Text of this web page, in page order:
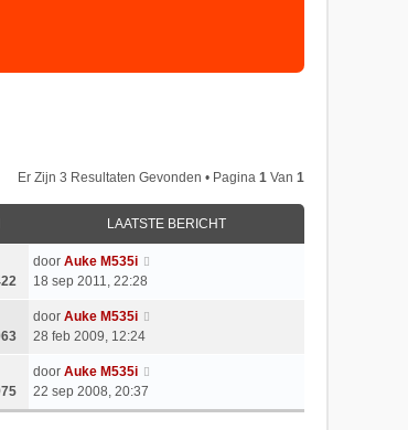
Er Zijn 3 Resultaten Gevonden • Pagina 1 Van 1
LAATSTE BERICHT
door Auke M535i
18 sep 2011, 22:28
door Auke M535i
28 feb 2009, 12:24
door Auke M535i
22 sep 2008, 20:37